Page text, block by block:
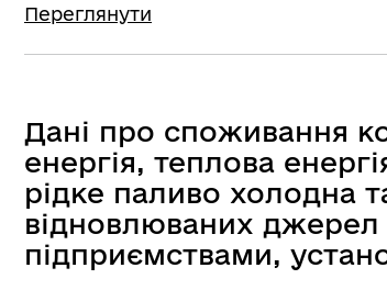
Переглянути
Дані про споживання
енергія, теплова
рідке паливо холодна
відновлюваних джерел
підприємствами,